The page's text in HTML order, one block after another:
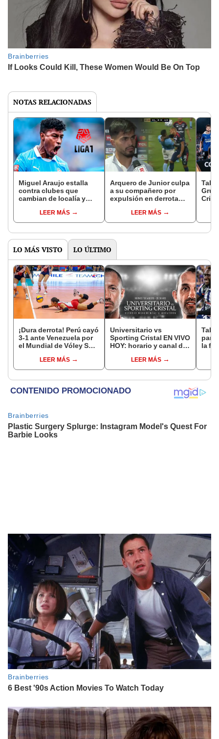
NOTAS RELACIONADAS
Miguel Araujo estalla
contra clubes que
cambian de localía y
"Nos mandan a 40
grados y otros juegan
LEER MÁS
Arquero de Junior culpa
a su compañero por
expulsión en derrota
"Arruinó todo"
LEER MÁS
la
LO MÁS VISTO LO ÚLTIMO
¡Dura derrota! Perú cayó
3-1 ante Venezuela por
el Mundial de Vóley Sub
LEER MÁS
Universitario vs
Sporting Cristal EN VIVO
HOY: horario y canal de
de hoy por el Torneo
Clausura 2026
LEER MÁS
la